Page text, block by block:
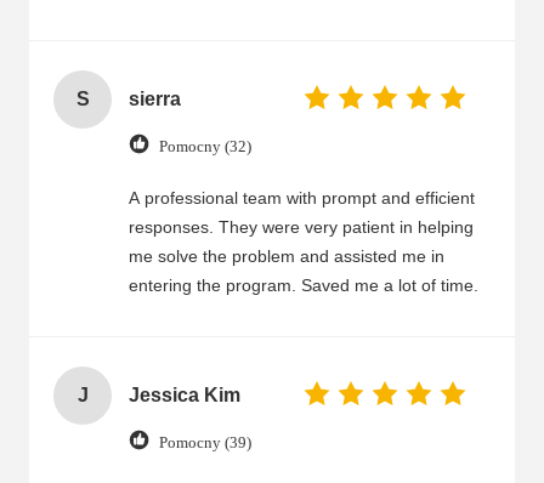
S sierra
Pomocny (32)
A professional team with prompt and efficient
responses. They were very patient in helping
me solve the problem and assisted me in
entering the program. Saved me a lot of time.
J Jessica Kim
Pomocny (39)